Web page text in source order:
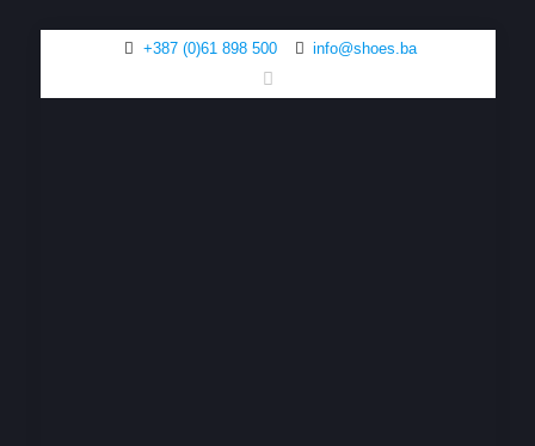
+387 (0)61 898 500 info@shoes.ba